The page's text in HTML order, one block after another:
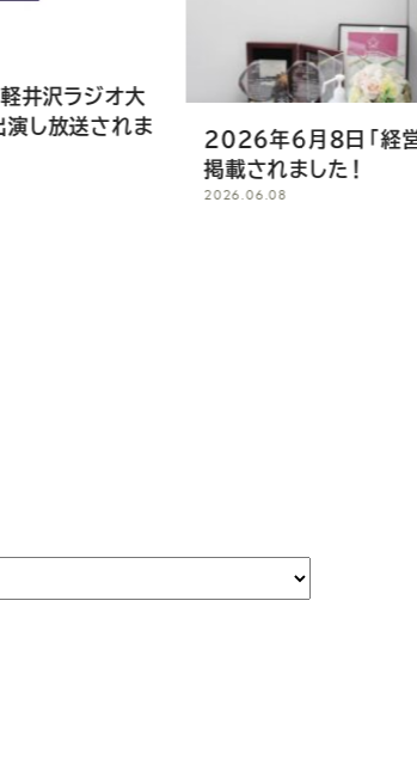
2026年6月8日「経営者PRIME」に